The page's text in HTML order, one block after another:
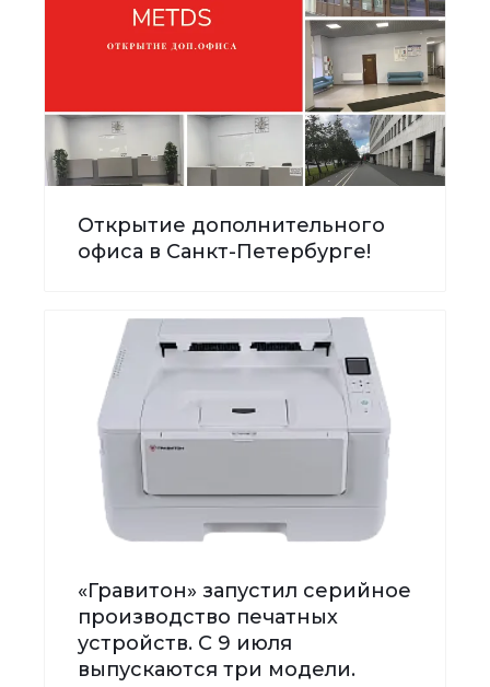
Открытие дополнительного
офиса в Санкт-Петербурге!
«Гравитон» запустил серийное
производство печатных
устройств. С 9 июля
выпускаются три модели.